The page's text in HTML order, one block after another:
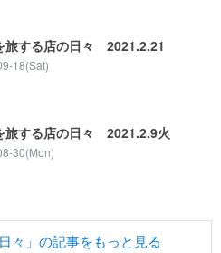
旅する店の日々 2021.2.21
18(Sat)
旅する店の日々 2021.2.9火
30(Mon)
々」の記事をもっと見る